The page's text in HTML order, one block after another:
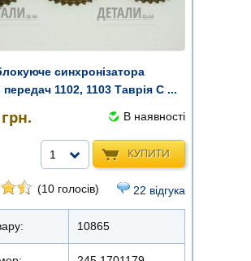
синхронізатора
1102, 1103 Таврія С ...
грн. В наявності
КУПИТИ
1
(10 голосів) 22 відгука
10865